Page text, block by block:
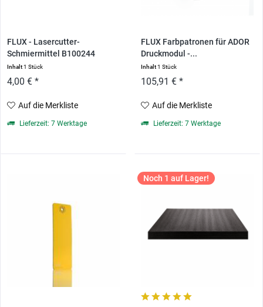
FLUX - Lasercutter-
Schmiermittel B100244
Inhalt1 Stück
4,00 € *
Auf die Merkliste
Lieferzeit: 7 Werktage
FLUX Farbpatronen für ADOR
Druckmodul -...
Inhalt1 Stück
105,91 € *
Auf die Merkliste
Lieferzeit: 7 Werktage
Noch 1 auf Lager!